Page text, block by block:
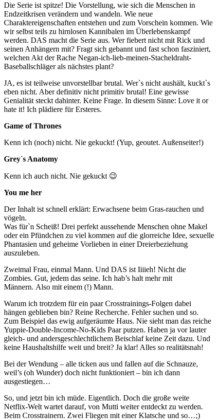
Die Serie ist spitze! Die Vorstellung, wie sich die Menschen in
Endzeitkrisen verändern und wandeln. Wie neue
Charaktereigenschaften entstehen und zum Vorschein kommen. Wie
wir selbst teils zu hirnlosen Kannibalen im Überlebenskampf
werden. DAS macht die Serie aus. Wer fiebert nicht mit Rick und
seinen Anhängern mit? Fragt sich gebannt und fast schon fasziniert,
welchen Akt der Rache Negan-ich-lieb-meinen-Stacheldraht-
Baseballschläger als nächstes plant?
JA, es ist teilweise unvorstellbar brutal. Wer`s nicht aushält, kuckt`s
eben nicht. Aber definitiv nicht primitiv brutal! Eine gewisse
Genialität steckt dahinter. Keine Frage. In diesem Sinne: Love it or
hate it! Ich plädiere für Ersteres.
Game of Thrones
Kenn ich (noch) nicht. Nie gekuckt! (Yup, geoutet. Außenseiter!)
Grey`s Anatomy
Kenn ich auch nicht. Nie gekuckt 😉
You me her
Der Inhalt ist schnell erklärt: Erwachsene beim Gras-rauchen und
vögeln.
Was für`n Scheiß! Drei perfekt aussehende Menschen ohne Makel
oder ein Pfündchen zu viel kommen auf die glorreiche Idee, sexuelle
Phantasien und geheime Vorlieben in einer Dreierbeziehung
auszuleben.
Zweimal Frau, einmal Mann. Und DAS ist Iiiieh! Nicht die
Zombies. Gut, jedem das seine. Ich hab’s halt mehr mit
Männern. Also mit einem (!) Mann.
Warum ich trotzdem für ein paar Crosstrainings-Folgen dabei
hängen geblieben bin? Reine Recherche. Fehler suchen und so.
Zum Beispiel das ewig aufgeräumte Haus. Nie sieht man das reiche
Yuppie-Double-Income-No-Kids Paar putzen. Haben ja vor lauter
gleich- und andersgeschlechtlichem Beischlaf keine Zeit dazu. Und
keine Haushaltshilfe weit und breit? Ja klar! Alles so realitätsnah!
Bei der Wendung – alle ticken aus und fallen auf die Schnauze,
weil’s (oh Wunder) doch nicht funktioniert – bin ich dann
ausgestiegen…
So, und jetzt bin ich müde. Eigentlich. Doch die große weite
Netflix-Welt wartet darauf, von Mutti weiter entdeckt zu werden.
Beim Crosstrainern. Zwei Fliegen mit einer Klatsche und so…;)